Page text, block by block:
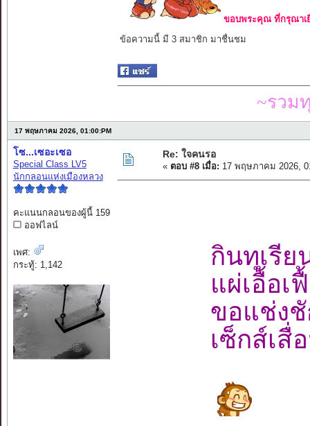
ขอบพระคุณ ที่กรุณาเ
ข้อความนี้ มี 3 สมาชิก มาชื่นชม
~รวม
17 พฤษภาคม 2026, 01:00:PM
โซ...เซอะเซอ
Special Class LV5
นักกลอนแห่งเมืองหลวง
คะแนนกลอนของผู้นี้ 159
ออฟไลน์
เพศ:
กระทู้: 1,142
Re: ใจคนรอ
« ตอบ #8 เมื่อ: 17 พฤษภาคม 2026,
กินทุเรีย
แผ่เอื้อเ
ขอแช่ง
เซ็กส์เสื่